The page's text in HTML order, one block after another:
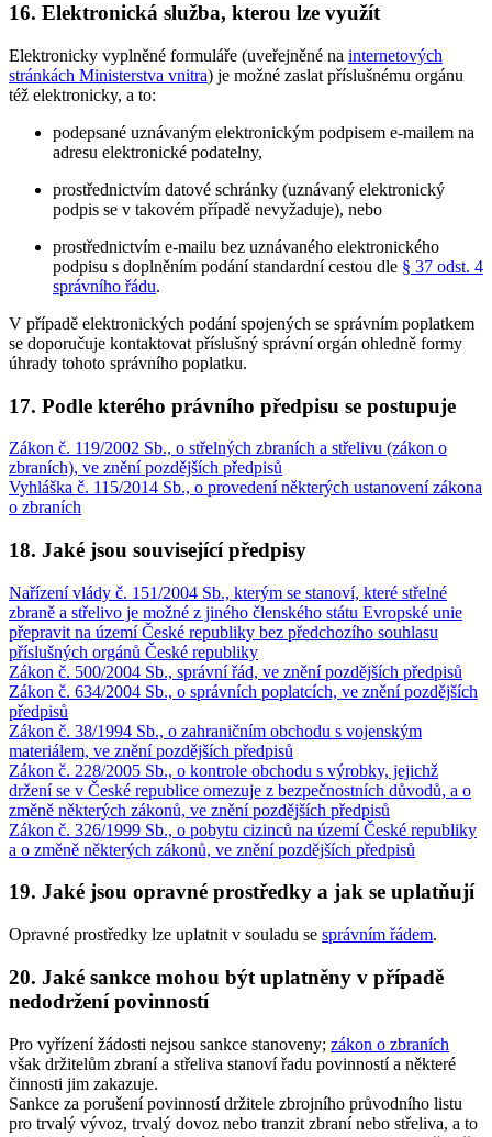
16. Elektronická služba, kterou lze využít
Elektronicky vyplněné formuláře (uveřejněné na internetových
stránkách Ministerstva vnitra) je možné zaslat příslušnému orgánu
též elektronicky, a to:
podepsané uznávaným elektronickým podpisem e-mailem na
adresu elektronické podatelny,
prostřednictvím datové schránky (uznávaný elektronický
podpis se v takovém případě nevyžaduje), nebo
prostřednictvím e-mailu bez uznávaného elektronického
podpisu s doplněním podání standardní cestou dle § 37 odst. 4
správního řádu.
V případě elektronických podání spojených se správním poplatkem
se doporučuje kontaktovat příslušný správní orgán ohledně formy
úhrady tohoto správního poplatku.
17. Podle kterého právního předpisu se postupuje
Zákon č. 119/2002 Sb., o střelných zbraních a střelivu (zákon o
zbraních), ve znění pozdějších předpisů
Vyhláška č. 115/2014 Sb., o provedení některých ustanovení zákona
o zbraních
18. Jaké jsou související předpisy
Nařízení vlády č. 151/2004 Sb., kterým se stanoví, které střelné
zbraně a střelivo je možné z jiného členského státu Evropské unie
přepravit na území České republiky bez předchozího souhlasu
příslušných orgánů České republiky
Zákon č. 500/2004 Sb., správní řád, ve znění pozdějších předpisů
Zákon č. 634/2004 Sb., o správních poplatcích, ve znění pozdějších
předpisů
Zákon č. 38/1994 Sb., o zahraničním obchodu s vojenským
materiálem, ve znění pozdějších předpisů
Zákon č. 228/2005 Sb., o kontrole obchodu s výrobky, jejichž
držení se v České republice omezuje z bezpečnostních důvodů, a o
změně některých zákonů, ve znění pozdějších předpisů
Zákon č. 326/1999 Sb., o pobytu cizinců na území České republiky
a o změně některých zákonů, ve znění pozdějších předpisů
19. Jaké jsou opravné prostředky a jak se uplatňují
Opravné prostředky lze uplatnit v souladu se správním řádem.
20. Jaké sankce mohou být uplatněny v případě
nedodržení povinností
Pro vyřízení žádosti nejsou sankce stanoveny; zákon o zbraních
však držitelům zbraní a střeliva stanoví řadu povinností a některé
činnosti jim zakazuje.
Sankce za porušení povinností držitele zbrojního průvodního listu
pro trvalý vývoz, trvalý dovoz nebo tranzit zbraní nebo střeliva, a to